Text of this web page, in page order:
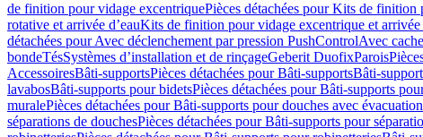
de finition pour vidage excentriquePièces détachées pour Kits de finition
rotative et arrivée d’eauKits de finition pour vidage excentrique et arrivée
détachées pour Avec déclenchement par pression PushControlAvec
bondeTésSystèmes d’installation et de rinçageGeberit DuofixParois
AccessoiresBâti-supportsPièces détachées pour Bâti-supportsBâti-
lavabosBâti-supports pour bidetsPièces détachées pour Bâti-supports
muralePièces détachées pour Bâti-supports pour douches avec
séparations de douchesPièces détachées pour Bâti-supports pour